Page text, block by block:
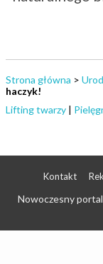
Strona główna >
haczyk!
Lifting twarzy |
Kontakt
Nowoczesny